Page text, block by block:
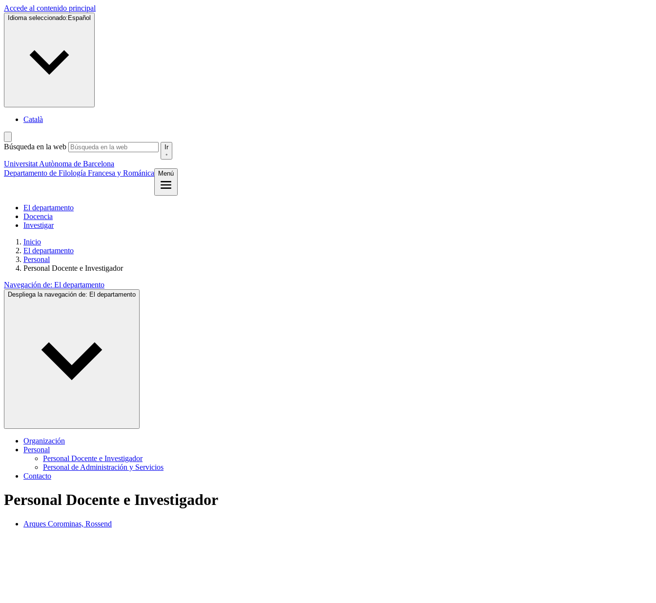
Accede al contenido principal
Idioma seleccionado: Español
Català
Búsqueda en la web Ir
Universitat Autònoma de Barcelona
Departamento de Filología Francesa y Románica
Menú
El departamento
Docencia
Investigar
Inicio
El departamento
Personal
Personal Docente e Investigador
Navegación de: El departamento
Despliega la navegación de: El departamento
Organización
Personal
Personal Docente e Investigador
Personal de Administración y Servicios
Contacto
Personal Docente e Investigador
Arques Corominas, Rossend